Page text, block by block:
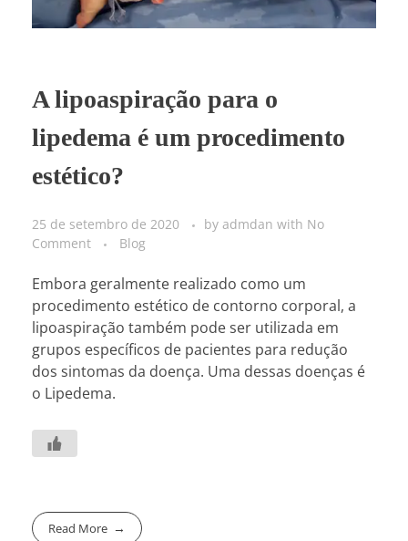
A lipoaspiração para o
lipedema é um procedimento
estético?
25 de setembro de 2020 by admdan with No
Comment
Blog
Embora geralmente realizado como um
procedimento estético de contorno corporal, a
lipoaspiração também pode ser utilizada em
grupos específicos de pacientes para redução
dos sintomas da doença. Uma dessas doenças é
o Lipedema.
Read More